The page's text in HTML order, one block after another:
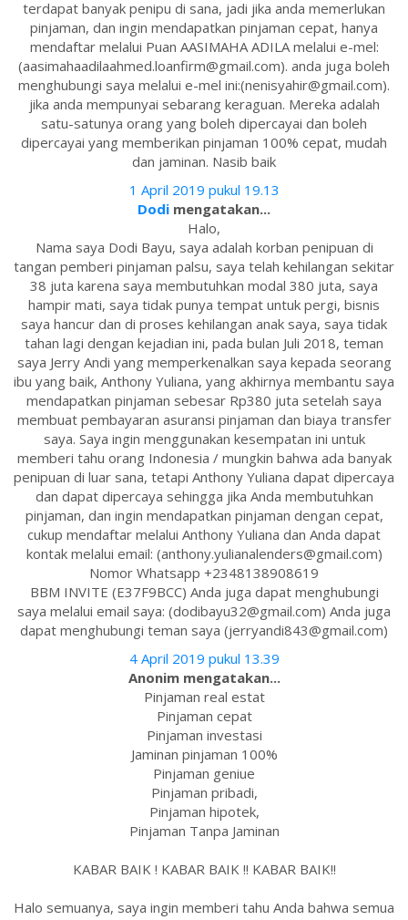
terdapat banyak penipu di sana, jadi jika anda memerlukan
pinjaman, dan ingin mendapatkan pinjaman cepat, hanya
mendaftar melalui Puan AASIMAHA ADILA melalui e-mel:
(aasimahaadilaahmed.loanfirm@gmail.com). anda juga boleh
menghubungi saya melalui e-mel ini:(nenisyahir@gmail.com).
jika anda mempunyai sebarang keraguan. Mereka adalah
satu-satunya orang yang boleh dipercayai dan boleh
dipercayai yang memberikan pinjaman 100% cepat, mudah
dan jaminan. Nasib baik
1 April 2019 pukul 19.13
Dodi mengatakan...
Halo,
Nama saya Dodi Bayu, saya adalah korban penipuan di
tangan pemberi pinjaman palsu, saya telah kehilangan sekitar
38 juta karena saya membutuhkan modal 380 juta, saya
hampir mati, saya tidak punya tempat untuk pergi, bisnis
saya hancur dan di proses kehilangan anak saya, saya tidak
tahan lagi dengan kejadian ini, pada bulan Juli 2018, teman
saya Jerry Andi yang memperkenalkan saya kepada seorang
ibu yang baik, Anthony Yuliana, yang akhirnya membantu saya
mendapatkan pinjaman sebesar Rp380 juta setelah saya
membuat pembayaran asuransi pinjaman dan biaya transfer
saya. Saya ingin menggunakan kesempatan ini untuk
memberi tahu orang Indonesia / mungkin bahwa ada banyak
penipuan di luar sana, tetapi Anthony Yuliana dapat dipercaya
dan dapat dipercaya sehingga jika Anda membutuhkan
pinjaman, dan ingin mendapatkan pinjaman dengan cepat,
cukup mendaftar melalui Anthony Yuliana dan Anda dapat
kontak melalui email: (anthony.yulianalenders@gmail.com)
Nomor Whatsapp +2348138908619
BBM INVITE (E37F9BCC) Anda juga dapat menghubungi
saya melalui email saya: (dodibayu32@gmail.com) Anda juga
dapat menghubungi teman saya (jerryandi843@gmail.com)
4 April 2019 pukul 13.39
Anonim mengatakan...
Pinjaman real estat
Pinjaman cepat
Pinjaman investasi
Jaminan pinjaman 100%
Pinjaman geniue
Pinjaman pribadi,
Pinjaman hipotek,
Pinjaman Tanpa Jaminan
KABAR BAIK ! KABAR BAIK !! KABAR BAIK!!
Halo semuanya, saya ingin memberi tahu Anda bahwa semua